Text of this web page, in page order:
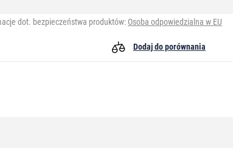
dot. bezpieczeństwa produktów: Osoba odpowiedzialna w EU
Dodaj do porównania